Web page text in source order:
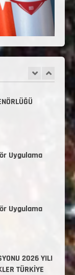
Hakkında
Uygulama
Uygulama
2026 YILI
TÜRKİYE